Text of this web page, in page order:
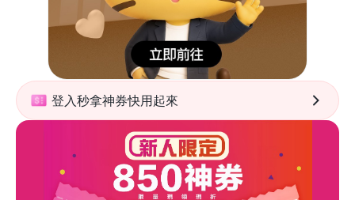
登入秒拿神券快用起來